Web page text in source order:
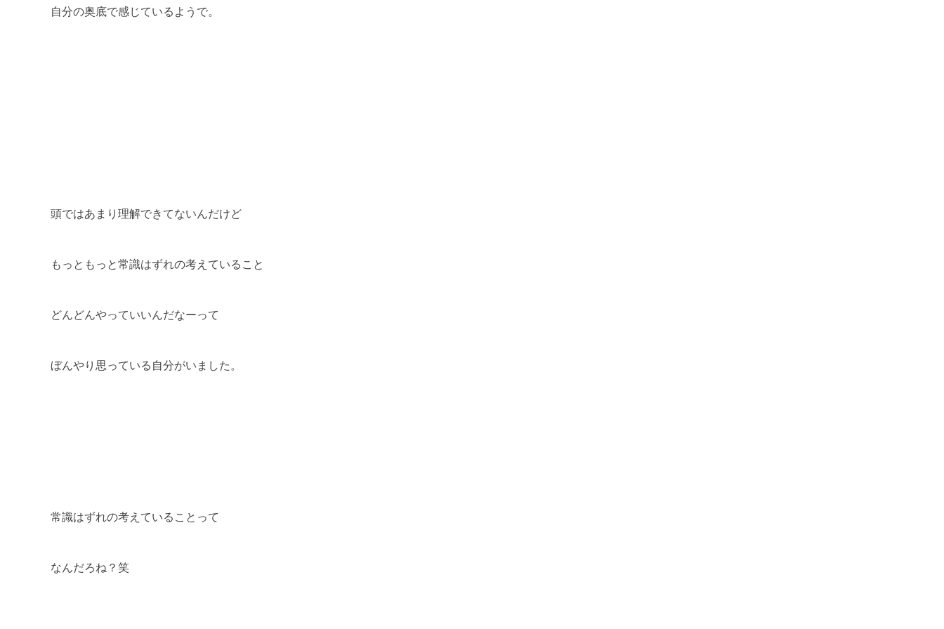
自分の奥底で感じているようで。
頭ではあまり理解できてないんだけど
もっともっと常識はずれの考えていること
どんどんやっていいんだなーって
ぼんやり思っている自分がいました。
常識はずれの考えていることって
なんだろね？笑